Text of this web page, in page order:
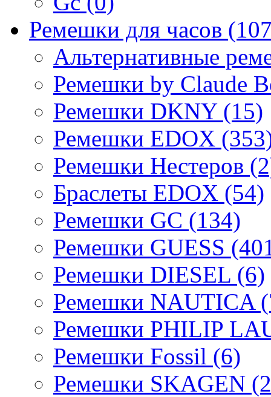
Ремешки для часов
Альтернативные
Ремешки by Claude
Ремешки DKNY (15)
Ремешки EDOX
Ремешки Нестеров
Браслеты EDOX (54)
Ремешки GC (134)
Ремешки GUESS
Ремешки DIESEL (6)
Ремешки NAUTICA
Ремешки PHILIP
Ремешки Fossil (6)
Ремешки SKAGEN